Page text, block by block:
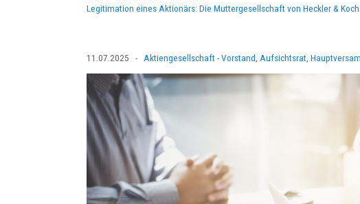
Legitimation eines Aktionärs: Die Muttergesellschaft von Heckler &
11.07.2025 - Aktiengesellschaft - Vorstand, Aufsichtsrat,